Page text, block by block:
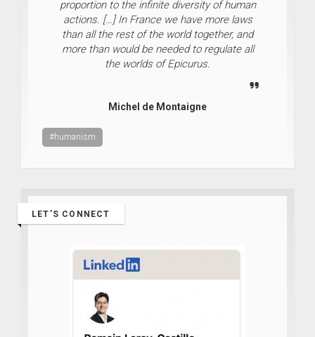
proportion to the infinite diversity of human
actions. […] In France we have more laws
than all the rest of the world together, and
more than would be needed to regulate all
the worlds of Epicurus.
Michel de Montaigne
#humanism
LET’S CONNECT